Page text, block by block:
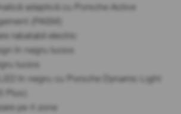
adaptivă cu Porsche Active
(PASM)
rabatabil electric
în negru lucios
lucios
în negru cu Porsche Dynamic Light
Plus)
pe 4 zone